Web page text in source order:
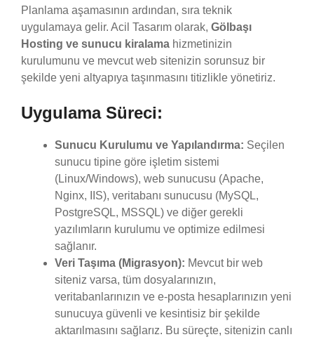
Planlama aşamasının ardından, sıra teknik
uygulamaya gelir. Acil Tasarım olarak, Gölbaşı
Hosting ve sunucu kiralama hizmetinizin
kurulumunu ve mevcut web sitenizin sorunsuz bir
şekilde yeni altyapıya taşınmasını titizlikle yönetiriz.
Uygulama Süreci:
Sunucu Kurulumu ve Yapılandırma: Seçilen
sunucu tipine göre işletim sistemi
(Linux/Windows), web sunucusu (Apache,
Nginx, IIS), veritabanı sunucusu (MySQL,
PostgreSQL, MSSQL) ve diğer gerekli
yazılımların kurulumu ve optimize edilmesi
sağlanır.
Veri Taşıma (Migrasyon): Mevcut bir web
siteniz varsa, tüm dosyalarınızın,
veritabanlarınızın ve e-posta hesaplarınızın yeni
sunucuya güvenli ve kesintisiz bir şekilde
aktarılmasını sağlarız. Bu süreçte, sitenizin canlı